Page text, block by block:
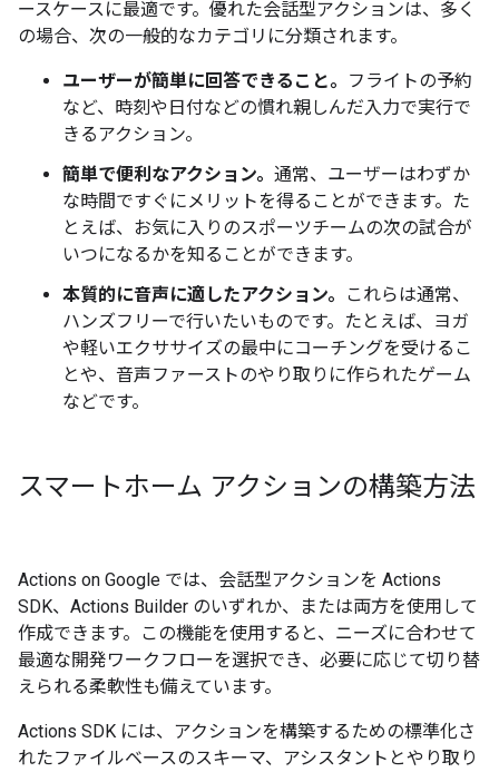
ースケースに最適です。優れた会話型アクションは、多く
の場合、次の一般的なカテゴリに分類されます。
ユーザーが簡単に回答できること。
フライトの予約
など、時刻や日付などの慣れ親しんだ入力で実行で
きるアクション。
簡単で便利なアクション。 通常、ユーザーはわずか
な時間ですぐにメリットを得ることができます。た
とえば、お気に入りのスポーツチームの次の試合が
いつになるかを知ることができます。
本質的に音声に適したアクション。
これらは通常、
ハンズフリーで行いたいものです。たとえば、ヨガ
や軽いエクササイズの最中にコーチングを受けるこ
とや、音声ファーストのやり取りに作られたゲーム
などです。
スマートホーム アクションの構築方法
Actions on Google では、会話型アクションを Actions
SDK、Actions Builder のいずれか、または両方を使用して
作成できます。この機能を使用すると、ニーズに合わせて
最適な開発ワークフローを選択でき、必要に応じて切り替
えられる柔軟性も備えています。
Actions SDK には、アクションを構築するための標準化さ
れたファイルベースのスキーマ、アシスタントとやり取り